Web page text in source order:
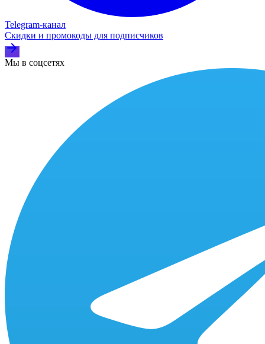
Telegram‑канал
Скидки и промокоды для подписчиков
Мы в соцсетях